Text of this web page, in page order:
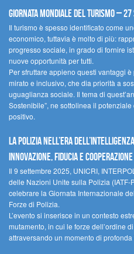
Giornata mondiale del turismo –
Il turismo è spesso identificato come
economico, tuttavia è molto di più:
progresso sociale, in grado di fornire
nuove opportunità per tutti.
Per sfruttare appieno questi vantaggi
mirato e inclusivo, che dia priorità a
uguaglianza sociale. Il tema di
Sostenibile”, ne sottolinea il
positivo.
La polizia nell’era
innovazione, fiducia e cooperazione
Il 9 settembre 2025, UNICRI,
delle Nazioni Unite sulla Polizia
celebrare la Giornata Internazionale
Forze di Polizia.
L’evento si inserisce in un contesto
mutamento, in cui le forze dell’ordine
attraversando un momento di